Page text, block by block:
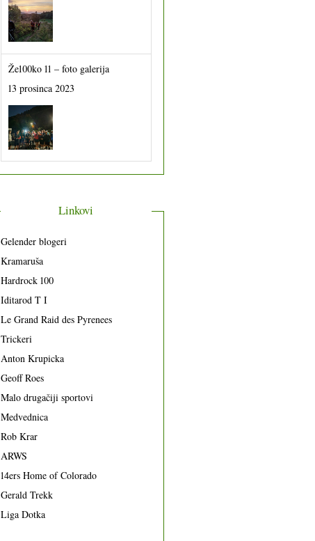
Že100ko 11 – foto galerija
13 prosinca 2023
Linkovi
Gelender blogeri
Kramaruša
Hardrock 100
Iditarod T I
Le Grand Raid des Pyrenees
Trickeri
Anton Krupicka
Geoff Roes
Malo drugačiji sportovi
Medvednica
Rob Krar
ARWS
14ers Home of Colorado
Gerald Trekk
Liga Dotka